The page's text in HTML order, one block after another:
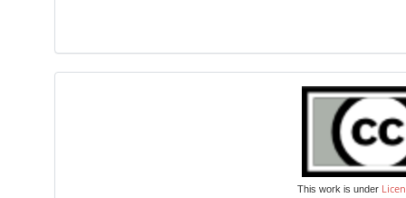
This work is under